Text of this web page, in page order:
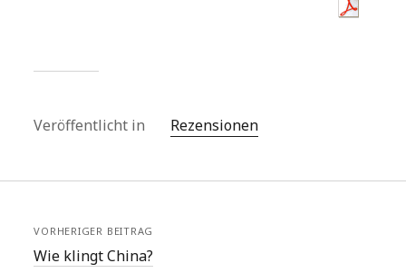
Veröffentlicht in Rezensionen
VORHERIGER BEITRAG
Wie klingt China?